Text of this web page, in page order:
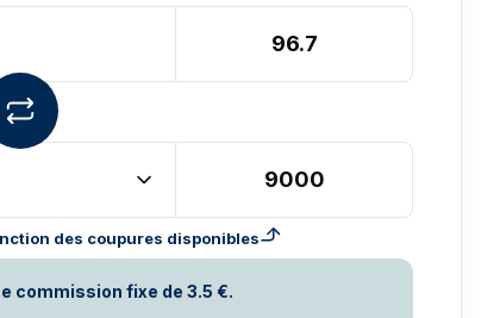
des coupures disponibles
commission fixe de 3.5 €.